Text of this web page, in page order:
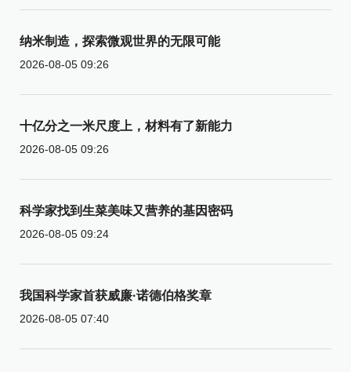
纳米制造，探索微观世界的无限可能
2026-08-05 09:26
十亿分之一米尺度上，材料有了新能力
2026-08-05 09:26
科学家找到生菜美味又营养的基因密码
2026-08-05 09:24
我国科学家首获威廉·诺德伯格奖章
2026-08-05 07:40